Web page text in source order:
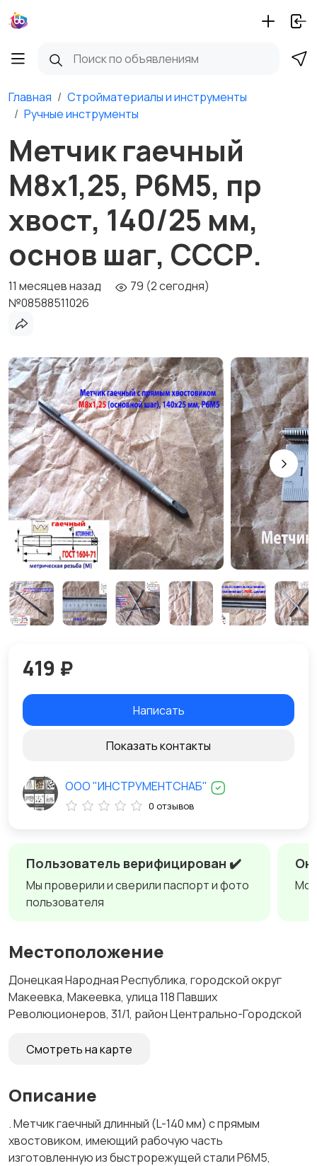
Главная
Стройматериалы и инструменты
Ручные инструменты
Метчик гаечный
М8х1,25, Р6М5, пр
хвост, 140/25 мм,
основ шаг, СССР.
11 месяцев назад
79 (2 сегодня)
№08588511026
Пользователь верифицирован ✔️
Мы проверили и сверили паспорт и фото
пользователя
Местоположение
Донецкая Народная Республика, городской округ
Макеевка, Макеевка, улица 118 Павших
Революционеров, 31/1, район Центрально-Городской
Смотреть на карте
Описание
. Метчик гаечный длинный (L-140 мм) с прямым
хвостовиком, имеющий рабочую часть
изготовленную из быстрорежущей стали Р6М5,
419 ₽
Написать
Показать контакты
ООО "ИНСТРУМЕНТСНАБ"
0 отзывов